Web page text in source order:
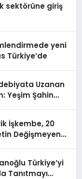
sektörüne giriş
yeni
Türkiye’de
Uzanan
Yeşim Şahin
İşkembe, 20
Değişmeyen
Türkiye’yi
Tanıtmayı